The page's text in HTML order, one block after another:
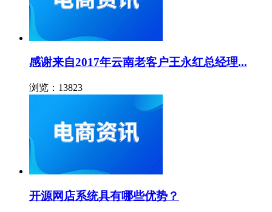
感谢来自2017年云南老客户王永红总经理...
浏览：13823
开源网店系统具有哪些优势？